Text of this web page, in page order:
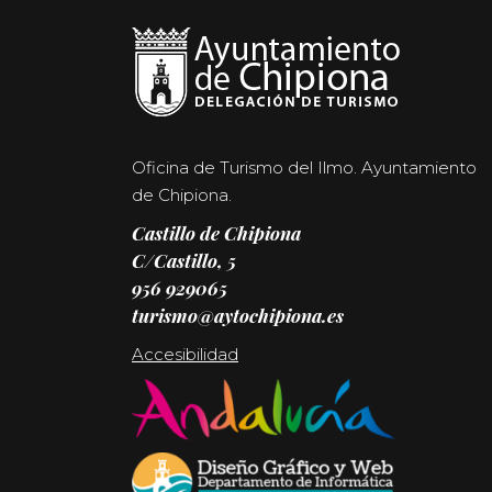
Oficina de Turismo del Ilmo. Ayuntamiento
de Chipiona.
Castillo de Chipiona
C/Castillo, 5
956 929065
turismo@aytochipiona.es
Accesibilidad